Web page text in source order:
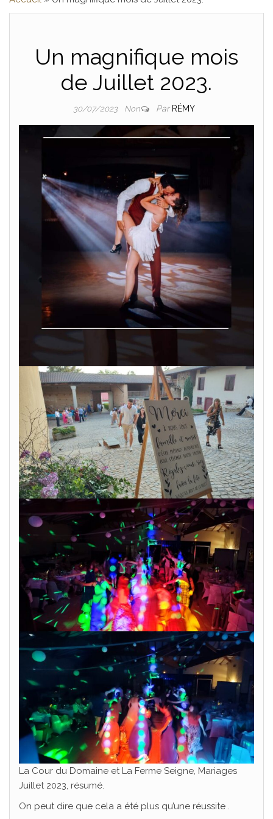
SPEAKER,
Un magnifique mois
de Juillet 2023.
30/07/2023 Non Par RÉMY
La Cour du Domaine et La Ferme Seigne, Mariages
Juillet 2023, résumé.
On peut dire que cela a été plus qu’une réussite .